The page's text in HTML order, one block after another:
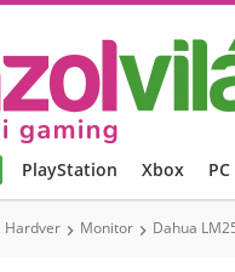
PlayStation Xbox PC
Hardver  Monitor  Dahua